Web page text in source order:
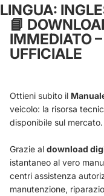
LINGUA:
📘
IMMEDIATO
UFFICIALE
Ottieni subito il
veicolo: la risorsa
disponibile sul mercato.
Grazie al download
istantaneo al vero
centri assistenza
manutenzione,